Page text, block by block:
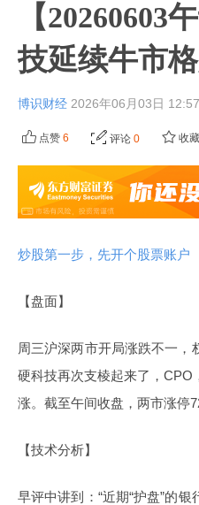
【20260603
技延续牛市
博识财经 2026年06月03日 12:57
点赞 6 评论 0 收藏
炒股第一步，先开个股票账户
【盘面】
周三沪深两市开局涨跌不一
硬科技再次支棱起来了，
涨。截至午间收盘，两市涨停
【技术分析】
早评中讲到：“近期“护盘”的